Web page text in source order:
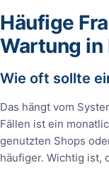
Häufige
Wartung in
Wie oft sollte
Das hängt vom
Fällen ist ein
genutzten Shops
häufiger. Wichtig ist,